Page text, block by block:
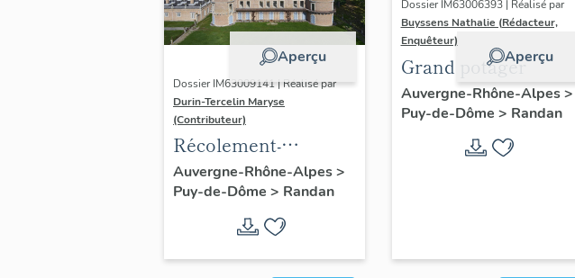
Aperçu
Dossier IM63009141 | Réalisé par
Durin-Tercelin Maryse
(Contributeur)
Récolement-
inventaire du fonds
mobilier du domaine
royal de Randan
Auvergne-Rhône-Alpes>
Puy-de-Dôme > Randan
Aperçu
Dossier IM63006393 | Réalisé par
Buyssens Nathalie (Rédacteur,
Enquêteur)
Grand potager
Auvergne-Rhône-Alpes>
Puy-de-Dôme > Randan